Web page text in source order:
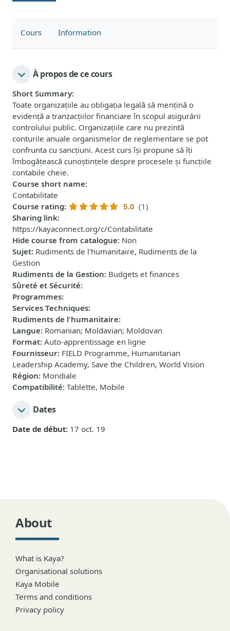
Cours Information
À propos de ce cours
Short Summary:
Toate organizațiile au obligația legală să mențină o
evidență a tranzacțiilor financiare în scopul asigurării
controlului public. Organizațiile care nu prezintă
conturile anuale organismelor de reglementare se pot
confrunta cu sancțiuni. Acest curs își propune să îți
îmbogățească cunoștințele despre procesele și funcțiile
contabile cheie.
Course short name:
Contabilitate
Course rating: 5.0 (1)
Sharing link:
https://kayaconnect.org/c/Contabilitate
Hide course from catalogue: Non
Sujet: Rudiments de l'humanitaire, Rudiments de la
Gestion
Rudiments de la Gestion: Budgets et finances
Sûreté et Sécurité:
Programmes:
Services Techniques:
Rudiments de l'humanitaire:
Langue: Romanian; Moldavian; Moldovan
Format: Auto-apprentissage en ligne
Fournisseur: FIELD Programme, Humanitarian
Leadership Academy, Save the Children, World Vision
Région: Mondiale
Compatibilité: Tablette, Mobile
Dates
Date de début: 17 oct. 19
About
What is Kaya?
Organisational solutions
Kaya Mobile
Terms and conditions
Privacy policy